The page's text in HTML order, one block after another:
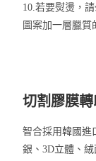
10.若要熨燙，
圖案加一層臘質
切割膠膜轉
智合採用韓國進
銀、3D立體、